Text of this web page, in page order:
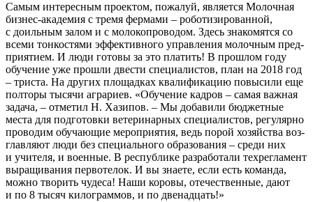
Самым инте­рес­ным про­ек­том, пожа­луй, явля­ет­ся Молоч­ная
биз­нес-ака­де­мия с тре­мя фер­ма­ми – робо­ти­зи­ро­ван­ной,
с доиль­ным залом и с моло­ко­про­во­дом. Здесь зна­ко­мят­ся со
все­ми тон­ко­стя­ми эффек­тив­но­го управ­ле­ния молоч­ным пред­
при­я­ти­ем. И люди гото­вы за это пла­тить! В про­шлом году
обу­че­ние уже про­шли две­сти спе­ци­а­ли­стов, план на 2018 год
– три­ста. На дру­гих пло­щад­ках ква­ли­фи­ка­цию повы­си­ли еще
пол­то­ры тыся­чи агра­ри­ев. «Обу­че­ние кад­ров – самая важ­ная
зада­ча, – отме­тил Н. Хази­пов. – Мы доба­ви­ли бюд­жет­ные
места для под­го­тов­ки вете­ри­нар­ных спе­ци­а­ли­стов, регу­ляр­но
про­во­дим обу­ча­ю­щие меро­при­я­тия, ведь порой хозяй­ства воз­
глав­ля­ют люди без спе­ци­аль­но­го обра­зо­ва­ния – сре­ди них
и учи­те­ля, и воен­ные. В рес­пуб­ли­ке раз­ра­бо­та­ли тех­ре­гла­мент
выра­щи­ва­ния пер­во­те­лок. И вы зна­е­те, если есть коман­да,
мож­но тво­рить чуде­са! Наши коро­вы, оте­че­ствен­ные, дают
и по 8 тысяч кило­грам­мов, и по двенадцать!»